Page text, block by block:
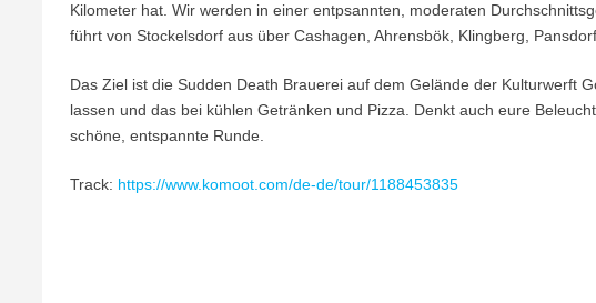
Kilometer hat. Wir werden in einer entpsannten, moderaten
führt von Stockelsdorf aus über Cashagen, Ahrensbök, Klingberg,
Das Ziel ist die Sudden Death Brauerei auf dem Gelände der Kulturwerft
lassen und das bei kühlen Getränken und Pizza. Denkt auch eure
schöne, entspannte Runde.
Track: https://www.komoot.com/de-de/tour/1188453835